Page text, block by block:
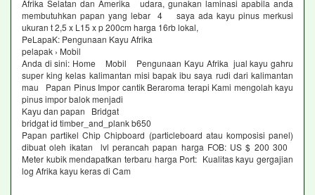
Afrika Selatan dan Amerika udara, gunakan laminasi apabila anda
membutuhkan papan yang lebar 4 saya ada kayu pinus merkusi
ukuran t 2,5 x L15 x p 200cm harga 16rb lokal,
PeLapaK: Pengunaan Kayu Afrika
pelapak › Mobil
Anda di sini: Home Mobil Pengunaan Kayu Afrika jual kayu gahru
super king kelas kalimantan misi bapak ibu saya rudi dari kalimantan
mau Papan Pinus Impor cantik Beraroma terapi Kami mengolah kayu
pinus impor balok menjadi
Kayu dan papan Bridgat
bridgat id timber_and_plank b650
Papan partikel Chip Chipboard (particleboard atau komposisi panel)
dibuat oleh ikatan lvl perancah papan harga FOB: US $ 200 300
Meter kubik mendapatkan terbaru harga Port: Kualitas kayu gergajian
log Afrika kayu keras di Cam